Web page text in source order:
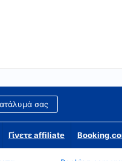
σας
Γίνετε affiliate